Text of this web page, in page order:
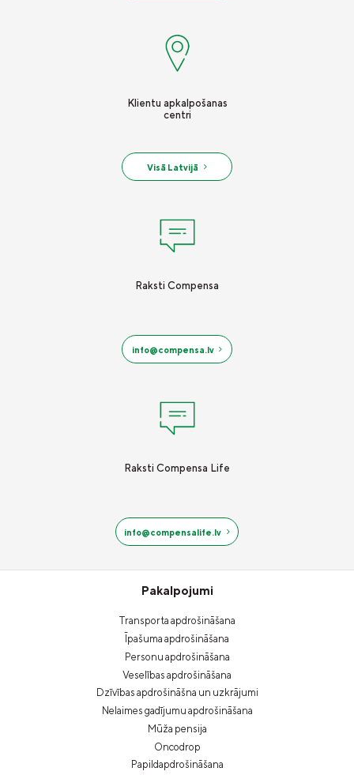
Klientu apkalpošanas
centri
Visā Latvijā
Raksti Compensa
info@compensa.lv
Raksti Compensa Life
info@compensalife.lv
Pakalpojumi
Transporta apdrošināšana
Īpašuma apdrošināšana
Personu apdrošināšana
Veselības apdrošināšana
Dzīvības apdrošināšna un uzkrājumi
Nelaimes gadījumu apdrošināšana
Mūža pensija
Oncodrop
Papildapdrošināšana